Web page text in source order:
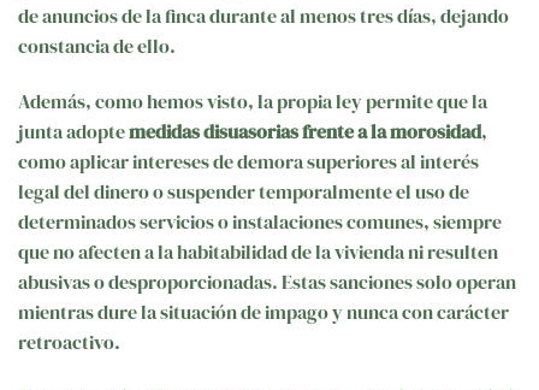
de anuncios de la finca durante al menos tres días, dejando
constancia de ello.
Además, como hemos visto, la propia ley permite que la
junta adoptemedidas disuasorias frente a la morosidad,
como aplicar intereses de demora superiores al interés
legal del dinero o suspender temporalmente el uso de
determinados servicios o instalaciones comunes, siempre
que no afecten a la habitabilidad de la vivienda ni resulten
abusivas o desproporcionadas. Estas sanciones solo operan
mientras dure la situación de impago y nunca con carácter
retroactivo.